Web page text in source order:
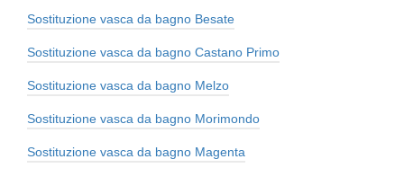
Sostituzione vasca da bagno Besate
Sostituzione vasca da bagno Castano Primo
Sostituzione vasca da bagno Melzo
Sostituzione vasca da bagno Morimondo
Sostituzione vasca da bagno Magenta